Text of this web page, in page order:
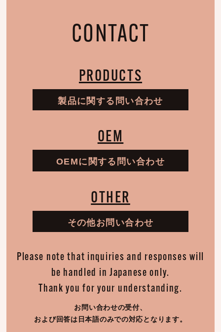
CONTACT
PRODUCTS
製品に関する問い合わせ
OEM
OEMに関する問い合わせ
OTHER
その他お問い合わせ
Please note that inquiries and responses will
be handled in Japanese only.
Thank you for your understanding.
お問い合わせの受付、
および回答は日本語のみでの対応となります。